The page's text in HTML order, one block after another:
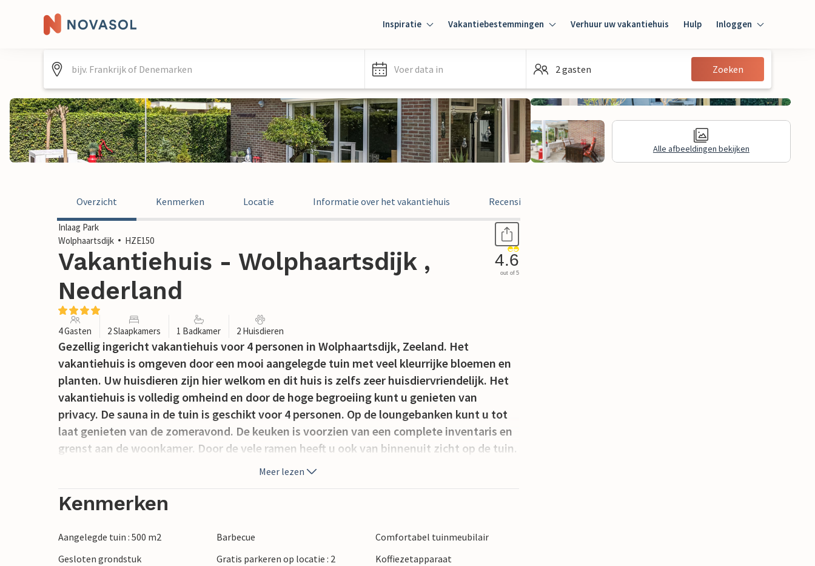
Inspiratie Vakantiebestemmingen Verhuur uw vakantiehuis Hulp Inloggen
Inloggen
Gast
Voer data in 2 gasten Zoeken
Alle afbeeldingen bekijken
Overzicht Kenmerken Locatie Informatie over het vakantiehuis Recensies
Inlaag Park
Wolphaartsdijk
HZE150
Vakantiehuis - Wolphaartsdijk ,
Nederland
4.6
out of 5
4 Gasten 2 Slaapkamers 1 Badkamer 2 Huisdieren
Gezellig ingericht vakantiehuis voor 4 personen in Wolphaartsdijk, Zeeland. Het
vakantiehuis is omgeven door een mooi aangelegde tuin met veel kleurrijke bloemen en
planten. Uw huisdieren zijn hier welkom en dit huis is zelfs zeer huisdiervriendelijk. Het
vakantiehuis is volledig omheind en door de hoge begroeiing kunt u genieten van
privacy. De sauna in de tuin is geschikt voor 4 personen. Op de loungebanken kunt u tot
laat genieten van de zomeravond. De keuken is voorzien van een complete inventaris en
grenst aan de woonkamer. Door de vele ramen heeft u ook van binnenuit zicht op de tuin.
De twee slaapkamers hebben twee eenpersoonsbedden en een stapelbed. Er is een
De tuin is verdeeld in twee delen. Vanuit het achterste deel ga je direct naar de dijk aan de
Meer lezen
Kenmerken
Aangelegde tuin : 500 m2 Barbecue
Comfortabel tuinmeubilair
Gesloten grondstuk
Gratis parkeren op locatie : 2
Koffiezetapparaat